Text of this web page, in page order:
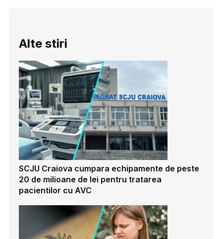
Alte stiri
SCJU Craiova cumpara echipamente de peste
20 de milioane de lei pentru tratarea
pacientilor cu AVC